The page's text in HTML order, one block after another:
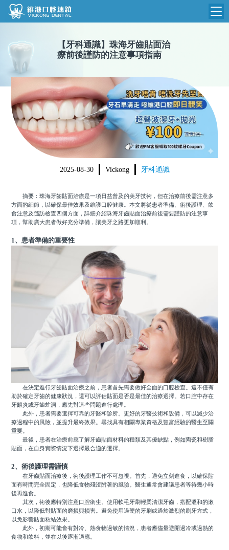
維港首頁
品牌介紹
環境設備
醫院新聞
收費標準
N
收費總表
植牙收費
根管收費
美學收費
箍牙收費
醫生團隊
門診時間
【 牙科通識】 珠海牙齒貼面治
療前後謹防的注意事項指南
2025-08-30 Vickong 牙科通識
摘要：珠海牙齒貼面治療是一項日益普及的美牙技術，但在治療前後需注意多
方面的細節，以確保最佳效果及維護口腔健康。本文將從患者準備、術後護理、飲
食注意及隨訪檢查四個方面，詳細介紹珠海牙齒貼面治療前後需要謹防的注意事
項，幫助廣大患者做好充分準備，讓美牙之路更加順利。
1、患者準備的重要性
在決定進行牙齒貼面治療之前，患者首先需要做好全面的口腔檢查。這不僅有
助於確定牙齒的健康狀況，還可以評估貼面是否是最佳的治療選擇。若口腔中存在
牙齦炎或牙齒蛀洞，應先對這些問題進行處理。
此外，患者需要選擇可靠的牙醫和診所。更好的牙醫技術和設備，可以減少治
療過程中的風險，並提升最終效果。尋找具有相關專業資格及豐富經驗的醫生至關
重要。
最後，患者在治療前應了解牙齒貼面材料的種類及其優缺點，例如陶瓷和樹脂
貼面，在自身實際情況下選擇最合適的選擇。
2、術後護理需謹慎
在牙齒貼面治療後，術後護理工作不可忽視。首先，避免立刻進食，以確保貼
面有時間完全固定，也降低食物殘渣附著的風險。醫生通常會建議患者等待幾小時
後再進食。
其次，術後應特別注意口腔衛生。使用軟毛牙刷輕柔清潔牙齒，搭配溫和的漱
口水，以降低對貼面的磨損與損害。避免使用過硬的牙刷或過於激烈的刷牙方式，
以免影響貼面粘結效果。
此外，初期可能會有對冷、熱食物過敏的情況，患者應儘量避開過冷或過熱的
食物和飲料，並在以後逐漸適應。